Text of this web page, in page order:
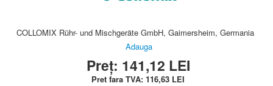
COLLOMIX Rühr- und Mischgeräte GmbH, Gaimersheim, Germania
Adauga
Preț: 141,12 LEI
Pret fara TVA:116,63 LEI